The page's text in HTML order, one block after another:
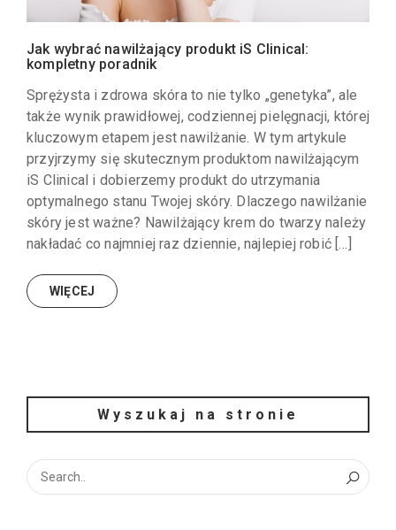
Jak wybrać nawilżający produkt iS Clinical:
kompletny poradnik
Sprężysta i zdrowa skóra to nie tylko „genetyka”, ale
także wynik prawidłowej, codziennej pielęgnacji, której
kluczowym etapem jest nawilżanie. W tym artykule
przyjrzymy się skutecznym produktom nawilżającym
iS Clinical i dobierzemy produkt do utrzymania
optymalnego stanu Twojej skóry. Dlaczego nawilżanie
skóry jest ważne? Nawilżający krem do twarzy należy
nakładać co najmniej raz dziennie, najlepiej robić […]
WIĘCEJ
Wyszukaj na stronie